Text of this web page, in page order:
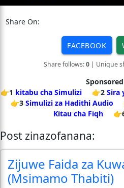
Share On:
FACEBOOK
Share follows:0| Unique
👉1 kitabu cha Simulizi 👉2 Sira
👉3 Simulizi za Hadithi Audio
Kitau cha Fiqh
Post zinazofanana:
Zijuwe Faida za
(Msimamo Thabiti)